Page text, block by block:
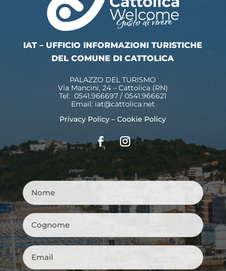
IAT – UFFICIO INFORMAZIONI TURISTICHE
DEL COMUNE DI CATTOLICA
PALAZZO DEL TURISMO
Via Mancini, 24 – Cattolica (RN)
Tel: 0541.966697 / 0541.966621
Email: iat@cattolica.net
Privacy Policy –Cookie Policy
Nome
Cognome
Email *